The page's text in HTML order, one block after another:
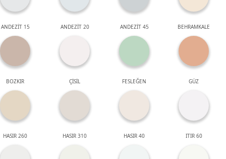
ANDEZİT 15 ANDEZİT 20 ANDEZİT 45 BEHRAMKALE
BOZKIR ÇİSİL FESLEĞEN GÜZ
HASIR 260 HASIR 310 HASIR 40 ITIR 60